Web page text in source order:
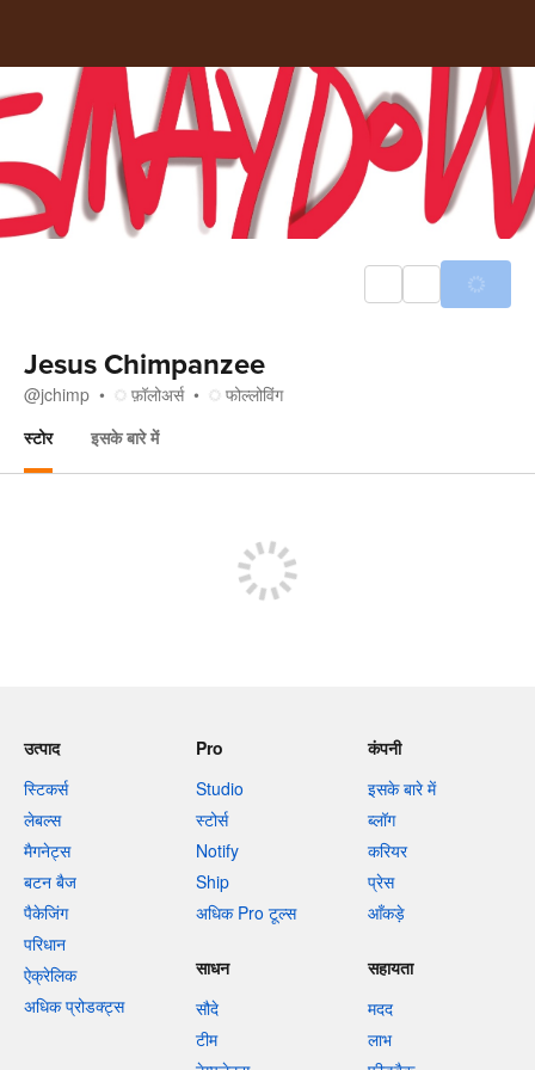
Jesus Chimpanzee
@jchimp फ़ॉलोअर्स
फोल्लोविंग
स्टोर
इसके बारे में
उत्पाद
स्टिकर्स
लेबल्स
मैगनेट्स
बटन बैज
पैकेजिंग
परिधान
ऐक्रेलिक
अधिक प्रोडक्ट्स
Pro
Studio
स्टोर्स
Notify
Ship
अधिक Pro टूल्स
कंपनी
इसके बारे में
ब्लॉग
करियर
प्रेस
आँकड़े
साधन
सौदे
टीम
सहायता
मदद
लाभ